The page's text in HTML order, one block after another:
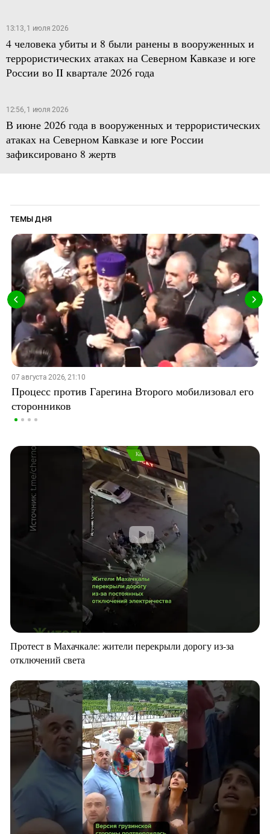
13:13, 1 июля 2026
4 человека убиты и 8 были ранены в вооруженных и
террористических атаках на Северном Кавказе и юге
России во II квартале 2026 года
12:56, 1 июля 2026
В июне 2026 года в вооруженных и террористических
атаках на Северном Кавказе и юге России
зафиксировано 8 жертв
ТЕМЫ ДНЯ
07 августа 2026, 21:10
Процесс против Гарегина Второго мобилизовал его
сторонников
Протест в Махачкале: жители перекрыли дорогу из-за
отключений света